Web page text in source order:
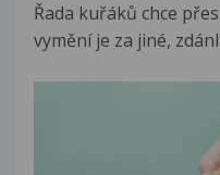
Řada kuřáků chce
vymění je za jiné,